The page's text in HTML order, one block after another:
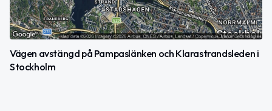
Vägen avstängd på Pampaslänken och Klarastrandsleden i
Stockholm